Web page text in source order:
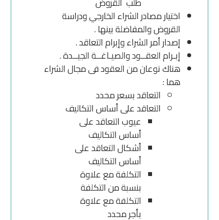
اختيار مصادر الشراء الخارجي ودراسة
القروض والمفاضلة بينها .
إصدار أمر الشراء وإبرام التعاقد .
إبـرام العقــود والصيـاغــة الجيــدة .
هناك نوعان من العقود فى مجال الشراء
هما :
التعاقد بسعر محدد
التعاقد على أساس التكاليف
عيوب التعاقد على
أساس التكاليف
أشكال التعاقد على
أساس التكاليف
التكلفة مع علاوة
بنسبة من التكلفة
التكلفة مع علاوة
بأجر محدد